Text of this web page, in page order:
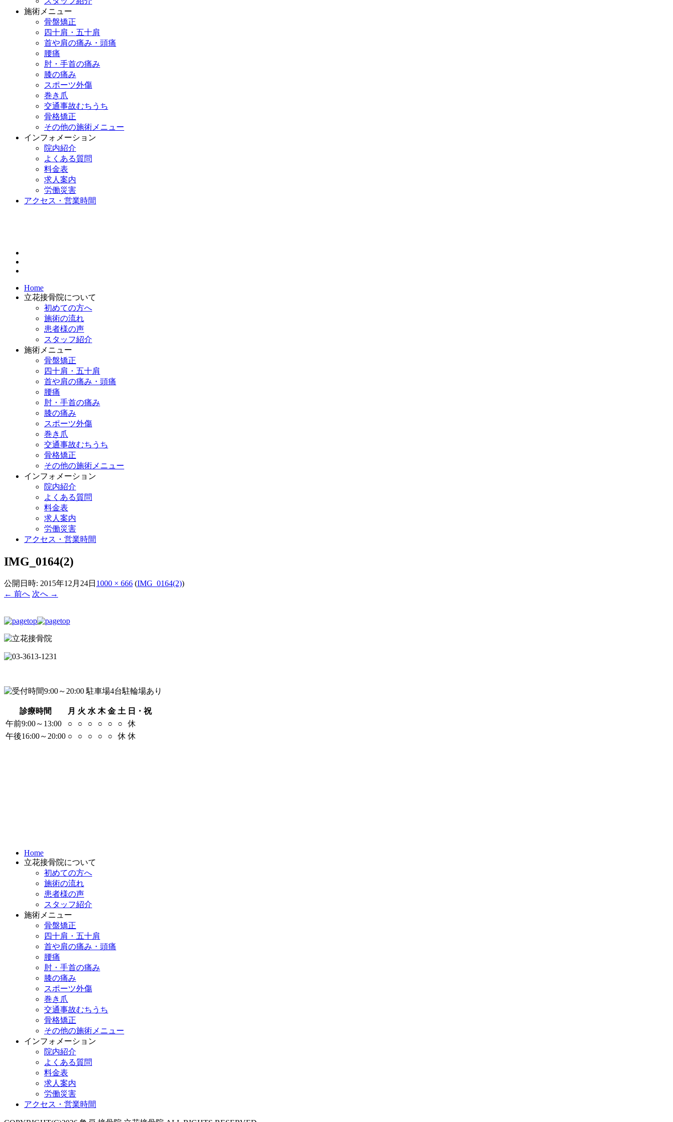
施術メニュー
骨盤矯正
四十肩・五十肩
首や肩の痛み・頭痛
腰痛
肘・手首の痛み
膝の痛み
スポーツ外傷
巻き爪
交通事故むちうち
骨格矯正
その他の施術メニュー
インフォメーション
院内紹介
よくある質問
料金表
求人案内
労働災害
アクセス・営業時間
Home
立花接骨院について
初めての方へ
施術の流れ
患者様の声
スタッフ紹介
施術メニュー
骨盤矯正
四十肩・五十肩
首や肩の痛み・頭痛
腰痛
肘・手首の痛み
膝の痛み
スポーツ外傷
巻き爪
交通事故むちうち
骨格矯正
その他の施術メニュー
インフォメーション
院内紹介
よくある質問
料金表
求人案内
労働災害
アクセス・営業時間
IMG_0164(2)
公開日時: 2015年12月24日 1000 × 666 (IMG_0164(2))
← 前へ 次へ →
診療時間 月 火 水 木 金 土 日・祝
午前9:00～13:00
○ ○ ○ ○ ○ ○
休
午後16:00～20:00 ○ ○ ○ ○ ○ 休 休
Home
立花接骨院について
初めての方へ
施術の流れ
患者様の声
スタッフ紹介
施術メニュー
骨盤矯正
四十肩・五十肩
首や肩の痛み・頭痛
腰痛
肘・手首の痛み
膝の痛み
スポーツ外傷
巻き爪
交通事故むちうち
骨格矯正
その他の施術メニュー
インフォメーション
院内紹介
よくある質問
料金表
求人案内
労働災害
アクセス・営業時間